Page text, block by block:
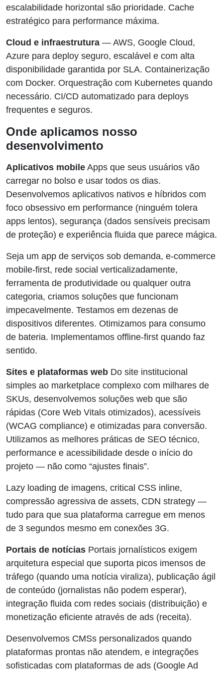
escalabilidade horizontal são prioridade. Cache
estratégico para performance máxima.
Cloud e infraestrutura — AWS, Google Cloud,
Azure para deploy seguro, escalável e com alta
disponibilidade garantida por SLA. Containerização
com Docker. Orquestração com Kubernetes quando
necessário. CI/CD automatizado para deploys
frequentes e seguros.
Onde aplicamos nosso
desenvolvimento
Aplicativos mobile Apps que seus usuários vão
carregar no bolso e usar todos os dias.
Desenvolvemos aplicativos nativos e híbridos com
foco obsessivo em performance (ninguém tolera
apps lentos), segurança (dados sensíveis precisam
de proteção) e experiência fluida que parece mágica.
Seja um app de serviços sob demanda, e-commerce
mobile-first, rede social verticalizadamente,
ferramenta de produtividade ou qualquer outra
categoria, criamos soluções que funcionam
impecavelmente. Testamos em dezenas de
dispositivos diferentes. Otimizamos para consumo
de bateria. Implementamos offline-first quando faz
sentido.
Sites e plataformas web Do site institucional
simples ao marketplace complexo com milhares de
SKUs, desenvolvemos soluções web que são
rápidas (Core Web Vitals otimizados), acessíveis
(WCAG compliance) e otimizadas para conversão.
Utilizamos as melhores práticas de SEO técnico,
performance e acessibilidade desde o início do
projeto — não como “ajustes finais”.
Lazy loading de imagens, critical CSS inline,
compressão agressiva de assets, CDN strategy —
tudo para que sua plataforma carregue em menos
de 3 segundos mesmo em conexões 3G.
Portais de notícias Portais jornalísticos exigem
arquitetura especial que suporta picos imensos de
tráfego (quando uma notícia viraliza), publicação ágil
de conteúdo (jornalistas não podem esperar),
integração fluida com redes sociais (distribuição) e
monetização eficiente através de ads (receita).
Desenvolvemos CMSs personalizados quando
plataformas prontas não atendem, e integrações
sofisticadas com plataformas de ads (Google Ad